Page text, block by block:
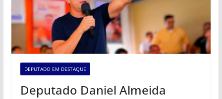
DEPUTADO EM DESTAQUE
Deputado Daniel Almeida